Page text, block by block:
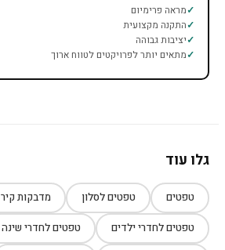
מראה פרימיום
התקנה מקצועית
יציבות גבוהה
מתאים יותר לפרויקטים לטווח ארוך
גלו עוד
טפטים טפטים לסלון מדבקות קיר
טפטים לחדרי ילדים טפטים לחדרי שינה